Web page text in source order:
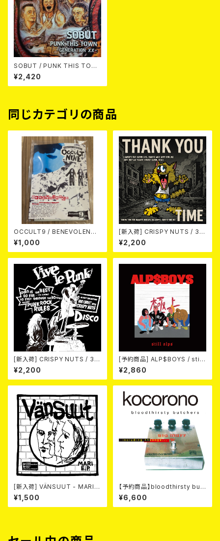
SOBUT / PUNK THIS TOW
¥2,420
同じカテゴリの商品
OCCULT9 / BENEVOLENCE
(LTD.150) カセット
¥1,000
[新入荷] CRISPY NUTS / 30t
h Anniversary Vol.1 (7"EP)
¥2,200
[新入荷] CRISPY NUTS / 30t
h Anniversary Vol.2 (7"EP)
¥2,200
[予約商品] ALP$BOYS / still
alps (LP) 2026年8月12日発
売予定!!
¥2,860
[新入荷] VÄNSUUT - MARI
E.P. (7"EP)
¥1,500
【予約商品】bloodthirsty but
chers - kocorono【完全盤】
(2LP重量盤) 【10月23日発売】
¥6,600